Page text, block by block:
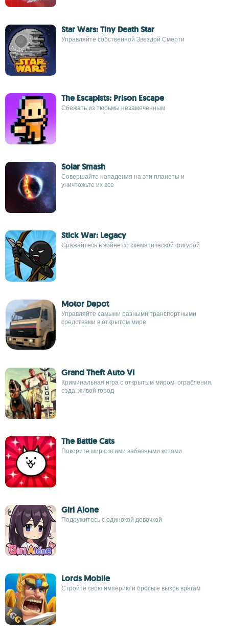
Star Wars: Tiny Death Star
Управляйте собственной Звездой Смерти
The Escapists: Prison Escape
Сбежать из тюрьмы незамеченным
Solar Smash
Совершайте нападения на эти планеты и
уничтожьте их все
Stick War: Legacy
Сражайтесь в войне со схематической фигурой
Motor Depot
Управляйте самыми разными транспортными
средствами в открытом мире
Grand Theft Auto VI
Криминальная игра с открытым миром: ограбления,
езда, живой город
The Battle Cats
Покорите мир с этими забавными котами
Girl Alone
Подружитесь с одинокой девочкой
Lords Mobile
Стройте свою империю и бросьте вызов врагам